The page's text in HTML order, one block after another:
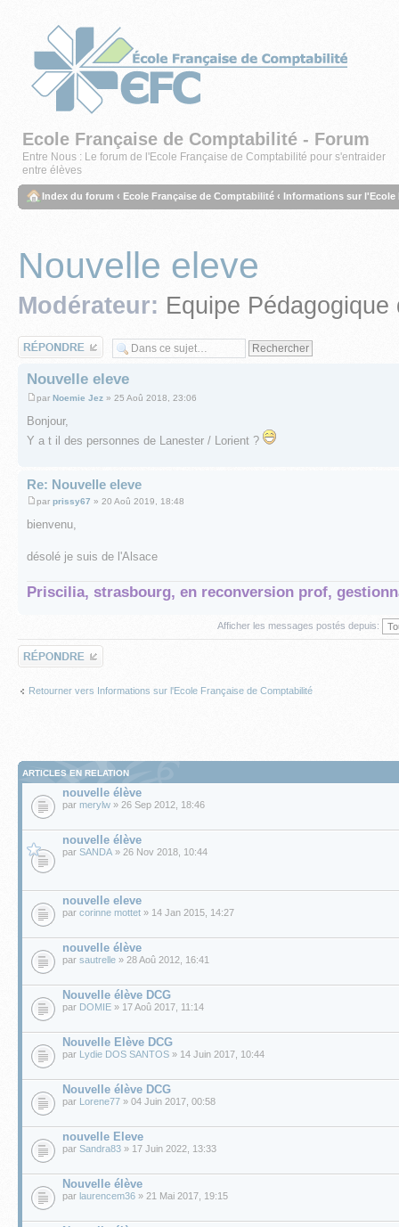
Ecole Française de Comptabilité - Forum
Entre Nous : Le forum de l'Ecole Française de Comptabilité pour s'entraider
entre élèves
Index du forum ‹ Ecole Française de Comptabilité ‹ Informations sur l'Ecole
Nouvelle eleve
Modérateur: Equipe Pédagogique
Répondre
Nouvelle eleve
par Noemie Jez » 25 Aoû 2018, 23:06
Bonjour,
Y a t il des personnes de Lanester / Lorient ?
Re: Nouvelle eleve
par prissy67 » 20 Aoû 2019, 18:48
bienvenu,
désolé je suis de l'Alsace
Priscilia, strasbourg, en reconversion prof,
Afficher les messages postés depuis:
Répondre
Retourner vers Informations sur l'Ecole Française de Comptabilité
ARTICLES EN RELATION
nouvelle élève
par merylw » 26 Sep 2012, 18:46
nouvelle élève
par SANDA » 26 Nov 2018, 10:44
nouvelle eleve
par corinne mottet » 14 Jan 2015, 14:27
nouvelle élève
par sautrelle » 28 Aoû 2012, 16:41
Nouvelle élève DCG
par DOMIE » 17 Aoû 2017, 11:14
Nouvelle Elève DCG
par Lydie DOS SANTOS » 14 Juin 2017, 10:44
Nouvelle élève DCG
par Lorene77 » 04 Juin 2017, 00:58
nouvelle Eleve
par Sandra83 » 17 Juin 2022, 13:33
Nouvelle élève
par laurencem36 » 21 Mai 2017, 19:15